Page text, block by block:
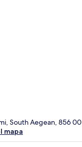
South Aegean, 856 00
mapa